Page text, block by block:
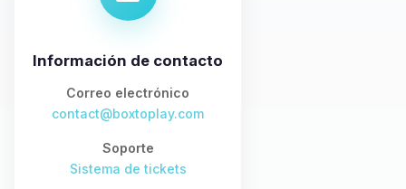
Información de contacto
Correo electrónico
contact@boxtoplay.com
Soporte
Sistema de tickets
asistente de BoxToPlay. Cuentame